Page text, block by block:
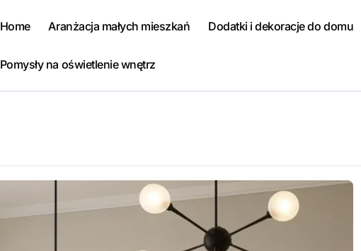
Home Aranżacja małych mieszkań Dodatki i dekoracje do domu
Pomysły na oświetlenie wnętrz